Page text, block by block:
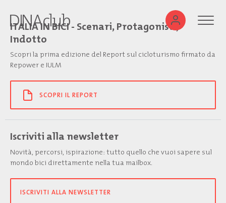
ITALIA IN BICI - Scenari, Protagonisti,
Indotto
Scopri la prima edizione del Report sul cicloturismo firmato da
Repower e IULM
SCOPRI IL REPORT
Iscriviti alla newsletter
Novità, percorsi, ispirazione: tutto quello che vuoi sapere sul
mondo bici direttamente nella tua mailbox.
ISCRIVITI ALLA NEWSLETTER